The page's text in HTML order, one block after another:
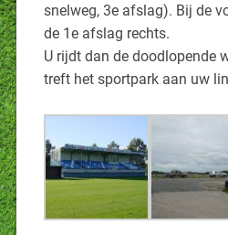
snelweg, 3e afslag). Bij de
de 1e afslag rechts.
U rijdt dan de doodlopende
treft het sportpark aan uw